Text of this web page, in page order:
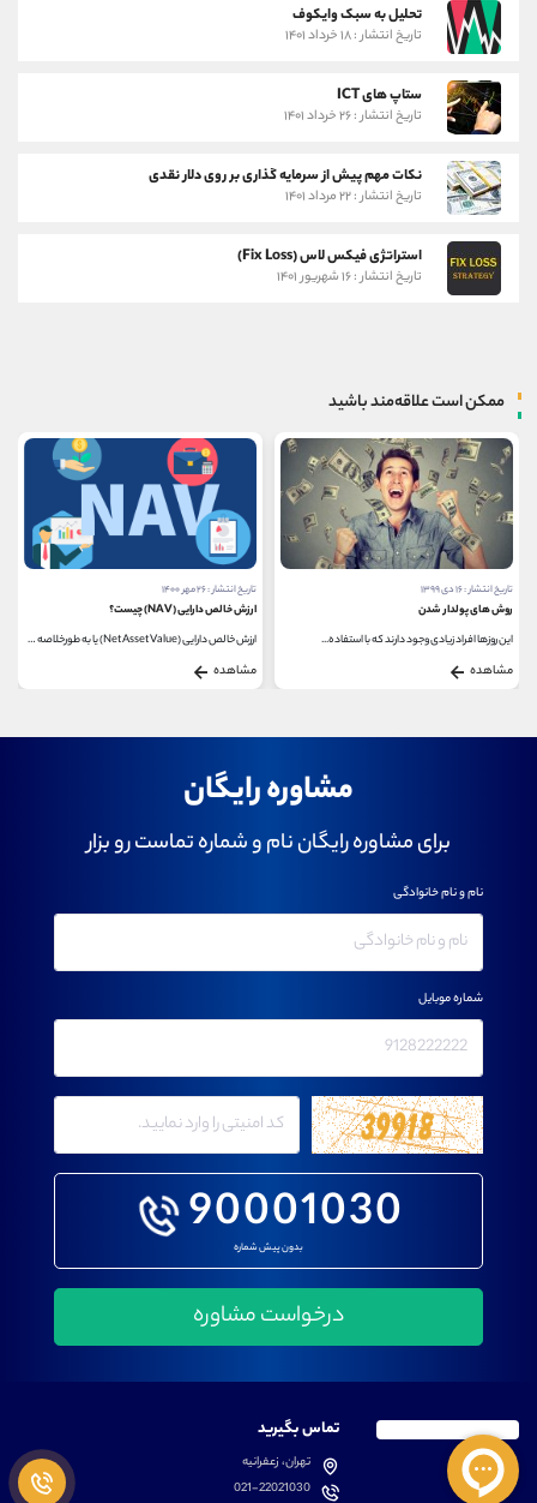
تحلیل به سبک وایکوف
تاریخ انتشار : ۱۸ خرداد ۱۴۰۱
ستاپ های ICT
تاریخ انتشار : ۲۶ خرداد ۱۴۰۱
نکات مهم پیش از سرمایه گذاری بر روی دلار نقدی
تاریخ انتشار : ۲۲ مرداد ۱۴۰۱
استراتژی فیکس لاس (Fix Loss)
تاریخ انتشار : ۱۶ شهریور ۱۴۰۱
ممکن است علاقه‌مند باشید
تاریخ انتشار : ۱۶ دی ۱۳۹۹
روش های پولدار شدن
این روزها افراد زیادی وجود دارند که با استفاده...
مشاهده
تاریخ انتشار : ۲۶ مهر ۱۴۰۰
ارزش خالص دارایی (NAV) چیست؟
ارزش خالص دارایی (Net Asset Value) یا به طورخلاصه NAV،...
مشاهده
مشاوره رایگان
برای مشاوره رایگان نام و شماره تماست رو بزار
90001030
بدون پیش شماره
نام و نام خانوادگی
شماره موبایل
تماس بگیرید
تهران، زعفرانیه
021-22021030